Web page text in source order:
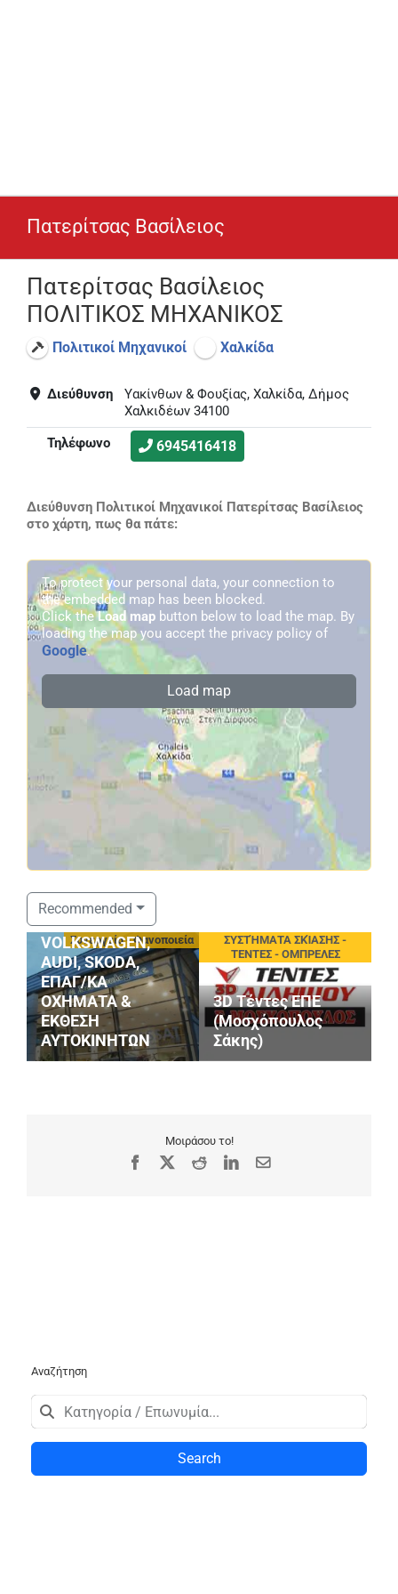
Πατερίτσας Βασίλειος
Πατερίτσας Βασίλειος
ΠΟΛΙΤΙΚΟΣ ΜΗΧΑΝΙΚΟΣ
Πολιτικοί Μηχανικοί Χαλκίδα
Διεύθυνση
Υακίνθων & Φουξίας, Χαλκίδα, Δήμος
Χαλκιδέων 34100
Τηλέφωνο
6945416418
Διεύθυνση Πολιτικοί Μηχανικοί Πατερίτσας Βασίλειος
στο χάρτη, πως θα πάτε:
To protect your personal data, your connection to
the embedded map has been blocked.
Click theLoad map button below to load the map. By
loading the map you accept the privacy policy of
Google.
Load map
Recommended
Συνεργεία - Φανοποιεία
ΣΤΑΘΟΠΟΥΛΟΣ
SERVICE
VOLKSWAGEN,
AUDI, SKODA,
ΕΠΑΓ/ΚΑ
ΟΧΗΜΑΤΑ &
ΕΚΘΕΣΗ
ΑΥΤΟΚΙΝΗΤΩΝ
ΣΥΣΤΉΜΑΤΑ ΣΚΊΑΣΗΣ -
ΤΕΝΤΕΣ - ΟΜΠΡΕΛΕΣ
3D Τέντες ΕΠΕ
(Μοσχόπουλος
Σάκης)
Μοιράσου το!
Facebook RedditLinkedIn
Email
Αναζήτηση
Search